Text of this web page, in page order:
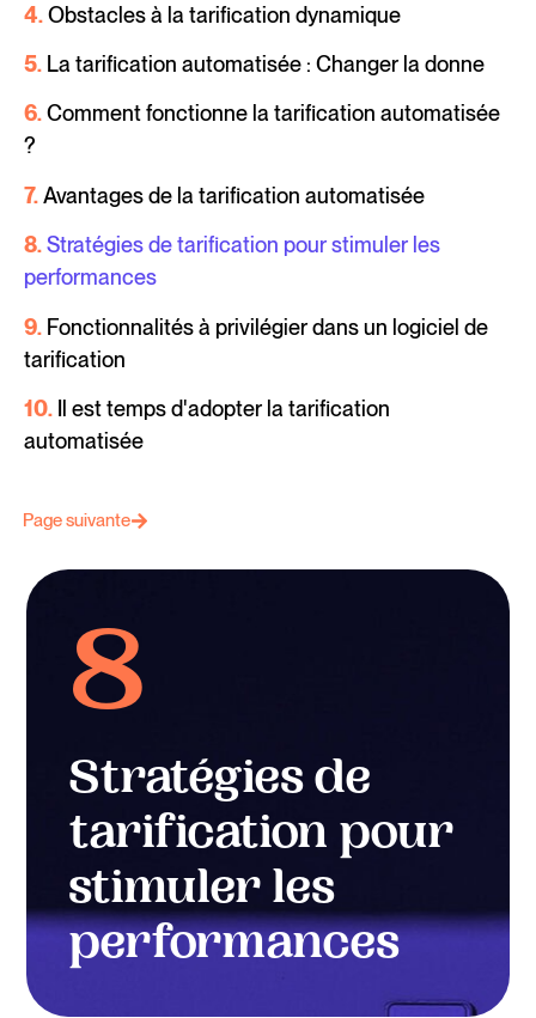
4.Obstacles à la tarification dynamique
5. La tarification automatisée : Changer la donne
6.Comment fonctionne la tarification automatisée
?
7.Avantages de la tarification automatisée
8.Stratégies de tarification pour stimuler les
performances
9. Fonctionnalités à privilégier dans un logiciel de
tarification
10.
Il est temps d'adopter la tarification
automatisée
Page suivante
8
Stratégies de
tarification pour
stimuler les
performances